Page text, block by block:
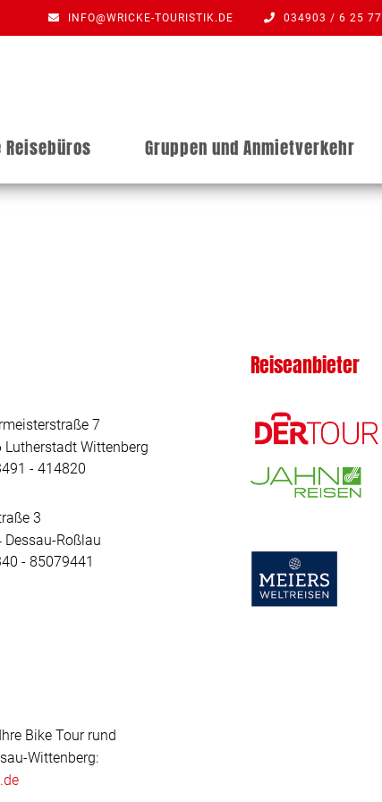
INFO@WRICKE-TOURISTIK.DE 034903 / 6 25 77
Reisebüros Gruppen und Anmietverkehr
7
Lutherstadt Wittenberg
- 414820
3
Dessau-Roßlau
- 85079441
Reiseanbieter
Bike Tour rund
Wittenberg: